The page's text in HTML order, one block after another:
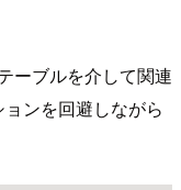
ーブルを介して関連
ンを回避しながら